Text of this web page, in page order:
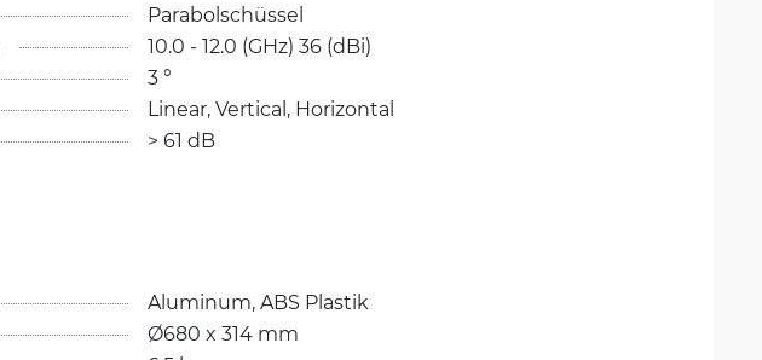
Parabolschüssel
10.0 - 12.0 (GHz) 36 (dBi)
3 °
Linear, Vertical, Horizontal
> 61 dB
Aluminum, ABS Plastik
Ø680 x 314 mm